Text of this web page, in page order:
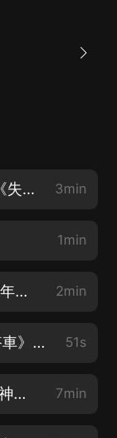
落，也才真有
都是真實的。友
張震講故事·驚魂季Ⅲ 全新聲劇《失控》11.9正式上線！ 3min
1min
【發刊詞】張震：我“消失”的10年間，都在干些什麼？（驚魂季II已火熱上線歡迎收聽） 2min
【搶先聽】萬聖檔全新故事《搭車》精彩花絮（驚魂季III《失控》已火熱上線歡迎收聽） 51s
【試聽】《搭車》(上)：雨夜遇神秘女子，序幕即將拉開（驚魂季II已火熱上線歡迎收聽） 7min